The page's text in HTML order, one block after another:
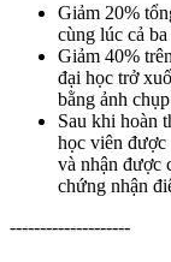
Giảm 20%
cùng lúc cả
Giảm 40%
đại học trở
bằng ảnh
Sau khi hoàn
học viên được
và nhận được
chứng nhận
--------------------